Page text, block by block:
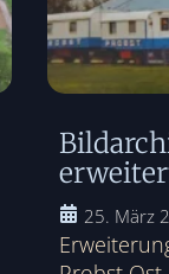
25. März